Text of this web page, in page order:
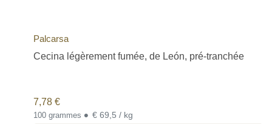
Palcarsa
Cecina légèrement fumée, de León, pré-tranchée
7,78 €
100 grammes • € 69,5 / kg